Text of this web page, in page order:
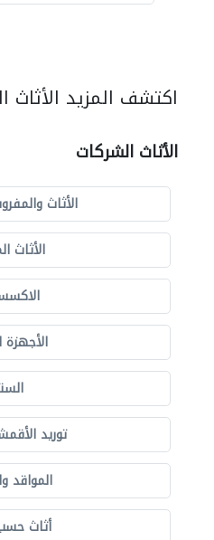
اكتشف المزيد الأثاث
الأثاث الشركات
الأثاث
الأثاث
الأجهزة
توريد
المواقد
أثاث